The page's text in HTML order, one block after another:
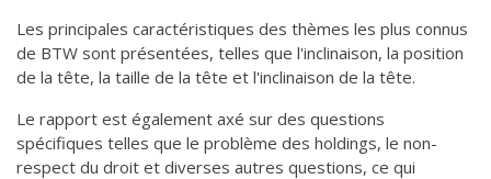
Les principales caractéristiques des thèmes les plus connus
de BTW sont présentées, telles que l'inclinaison, la position
de la tête, la taille de la tête et l'inclinaison de la tête.
Le rapport est également axé sur des questions
spécifiques telles que le problème des holdings, le non-
respect du droit et diverses autres questions, ce qui